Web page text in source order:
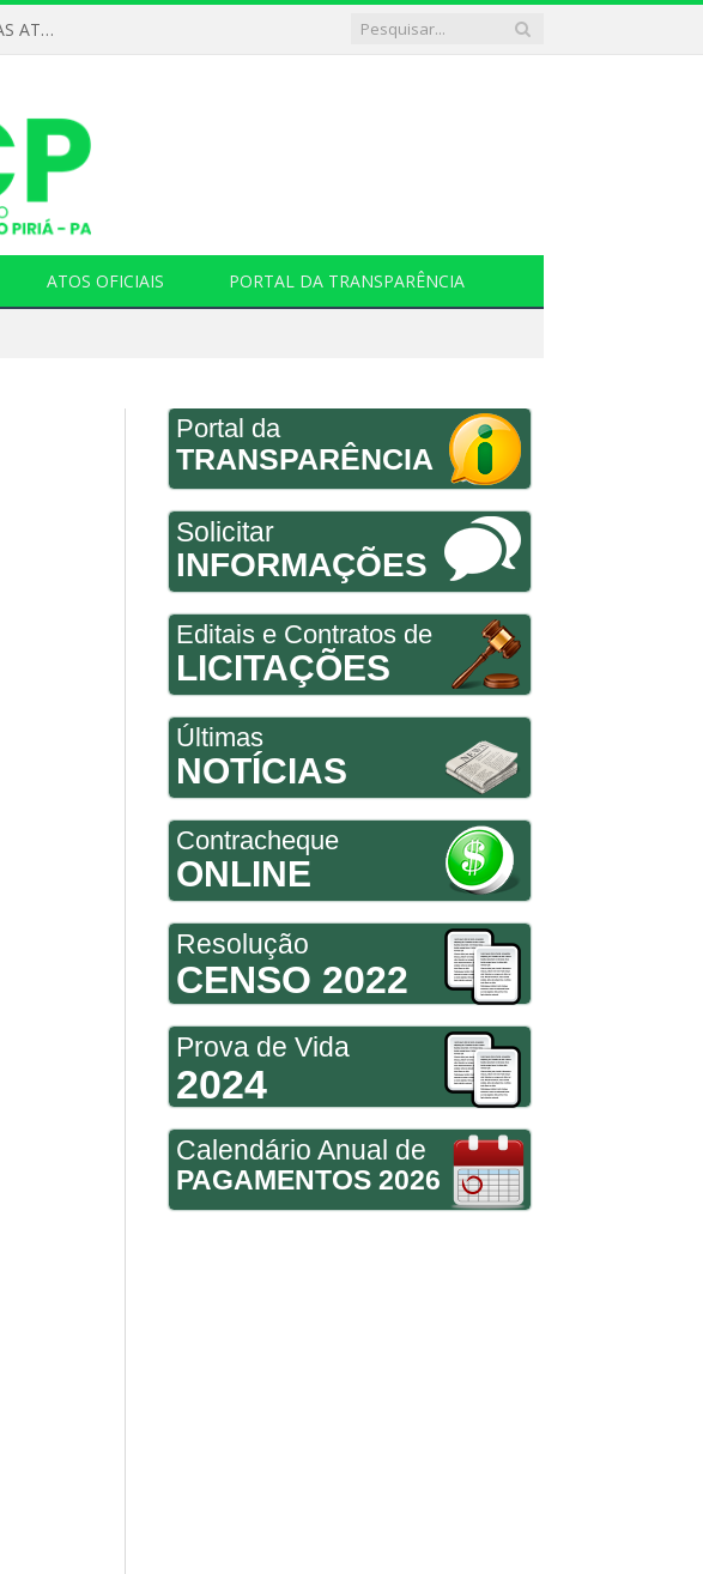
DECLARAMOS QUE NÃO HOUVERAM NOVAS LEIS APROVADAS ATÉ O MOMENTO PARA O INSTITUTO DE PREVIDÊNCIA NO ANO DE 2026
ATOS OFICIAIS PORTAL DA TRANSPARÊNCIA
Portal da
TRANSPARÊNCIA
Solicitar
INFORMAÇÕES
Editais e Contratos de
LICITAÇÕES
Últimas
NOTÍCIAS
Contracheque
ONLINE
Resolução
CENSO 2022
Prova de Vida
2024
Calendário Anual de
PAGAMENTOS 2026